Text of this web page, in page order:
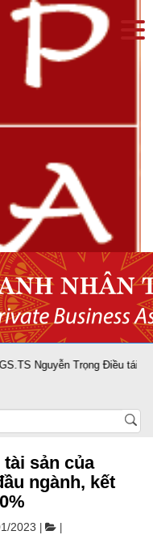
Trọng Điều tái đắc cử
sản của
ngành, kết
2023